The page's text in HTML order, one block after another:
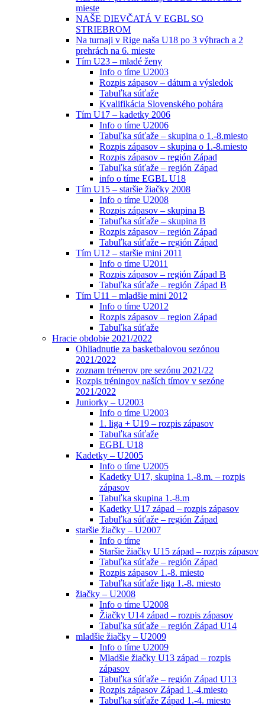
mieste
NAŠE DIEVČATÁ V EGBL SO
STRIEBROM
Na turnaji v Rige naša U18 po 3 výhrach a 2
prehrách na 6. mieste
Tím U23 – mladé ženy
Info o tíme U2003
Rozpis zápasov – dátum a výsledok
Tabuľka súťaže
Kvalifikácia Slovenského pohára
Tím U17 – kadetky 2006
Info o tíme U2006
Tabuľka súťaže – skupina o 1.-8.miesto
Rozpis zápasov – skupina o 1.-8.miesto
Rozpis zápasov – región Západ
Tabuľka súťaže – región Západ
info o tíme EGBL U18
Tím U15 – staršie žiačky 2008
Info o tíme U2008
Rozpis zápasov – skupina B
Tabuľka súťaže – skupina B
Rozpis zápasov – región Západ
Tabuľka súťaže – región Západ
Tím U12 – staršie mini 2011
Info o tíme U2011
Rozpis zápasov – región Západ B
Tabuľka súťaže – región Západ B
Tím U11 – mladšie mini 2012
Info o tíme U2012
Rozpis zápasov – region Západ
Tabuľka súťaže
Hracie obdobie 2021/2022
Ohliadnutie za basketbalovou sezónou
2021/2022
zoznam trénerov pre sezónu 2021/22
Rozpis tréningov naších tímov v sezóne
2021/2022
Juniorky – U2003
Info o tíme U2003
1. liga + U19 – rozpis zápasov
Tabuľka súťaže
EGBL U18
Kadetky – U2005
Info o tíme U2005
Kadetky U17, skupina 1.-8.m. – rozpis
zápasov
Tabuľka skupina 1.-8.m
Kadetky U17 západ – rozpis zápasov
Tabuľka súťaže – región Západ
staršie žiačky – U2007
Info o tíme
Staršie žiačky U15 západ – rozpis zápasov
Tabuľka súťaže – región Západ
Rozpis zápasov 1.-8. miesto
Tabuľka súťaže liga 1.-8. miesto
žiačky – U2008
Info o tíme U2008
Žiačky U14 západ – rozpis zápasov
Tabuľka súťaže – región Západ U14
mladšie žiačky – U2009
Info o tíme U2009
Mladšie žiačky U13 západ – rozpis
zápasov
Tabuľka súťaže – región Západ U13
Rozpis zápasov Západ 1.-4.miesto
Tabuľka súťaže Západ 1.-4. miesto